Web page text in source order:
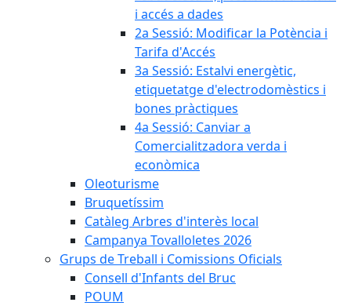
i accés a dades
2a Sessió: Modificar la Potència i
Tarifa d'Accés
3a Sessió: Estalvi energètic,
etiquetatge d'electrodomèstics i
bones pràctiques
4a Sessió: Canviar a
Comercialitzadora verda i
econòmica
Oleoturisme
Bruquetíssim
Catàleg Arbres d'interès local
Campanya Tovalloletes 2026
Grups de Treball i Comissions Oficials
Consell d'Infants del Bruc
POUM